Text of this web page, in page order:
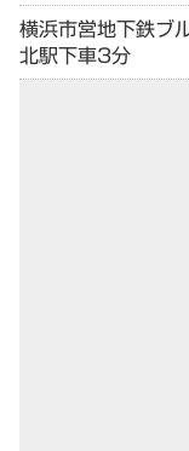
横浜市営地下鉄
北駅下車3分